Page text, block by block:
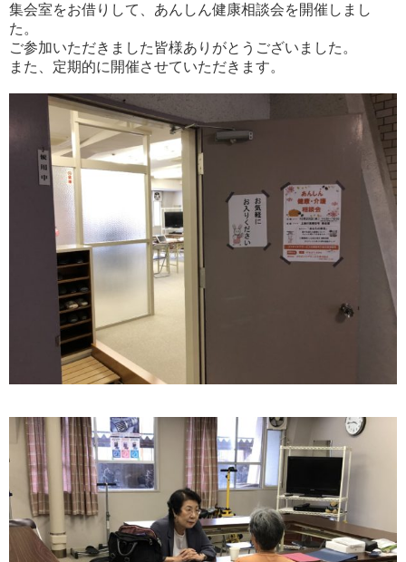
集会室をお借りして、あんしん健康相談会を開催しまし
た。
ご参加いただきました皆様ありがとうございました。
また、定期的に開催させていただきます。